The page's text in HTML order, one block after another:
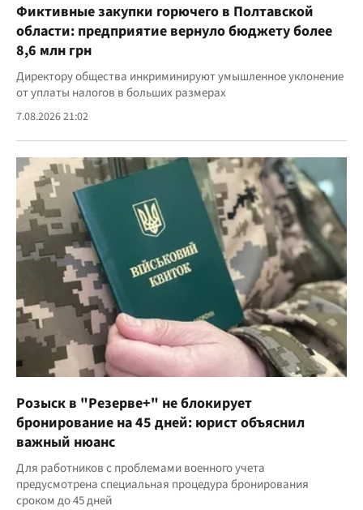
Фиктивные закупки горючего в Полтавской
области: предприятие вернуло бюджету более
8,6 млн грн
Директору общества инкриминируют умышленное уклонение
от уплаты налогов в больших размерах
7.08.2026 21:02
Розыск в "Резерве+" не блокирует
бронирование на 45 дней: юрист объяснил
важный нюанс
Для работников с проблемами военного учета
предусмотрена специальная процедура бронирования
сроком до 45 дней